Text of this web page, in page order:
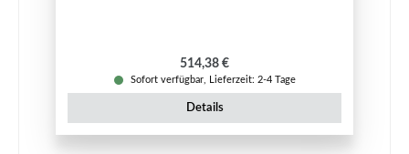
Regulärer Preis:
514,38 €
Sofort verfügbar, Lieferzeit: 2-4 Tage
Details